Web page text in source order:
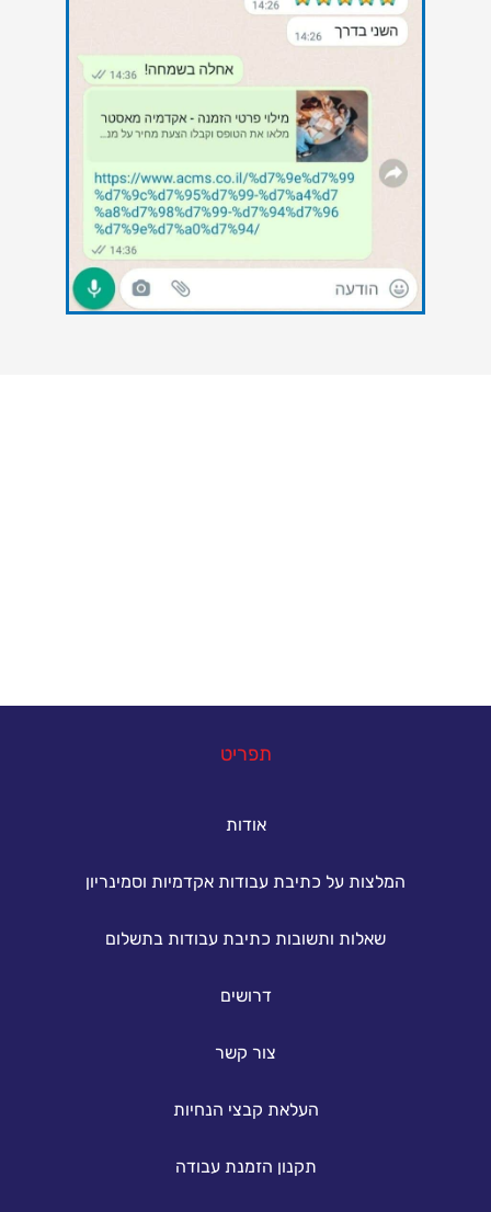
תפריט
אודות
המלצות על כתיבת עבודות אקדמיות וסמינריון
שאלות ותשובות כתיבת עבודות בתשלום
דרושים
צור קשר
העלאת קבצי הנחיות
תקנון הזמנת עבודה